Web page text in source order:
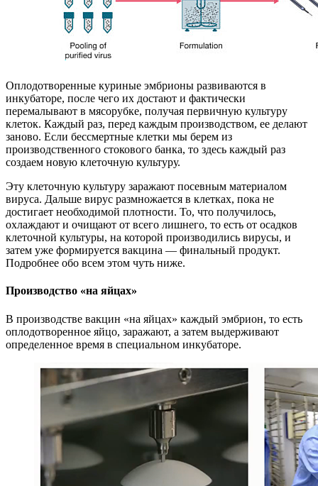
Оплодотворенные куриные эмбрионы развиваются в
инкубаторе, после чего их достают и фактически
перемалывают в мясорубке, получая первичную культуру
клеток. Каждый раз, перед каждым производством, ее делают
заново. Если бессмертные клетки мы берем из
производственного стокового банка, то здесь каждый раз
создаем новую клеточную культуру.
Эту клеточную культуру заражают посевным материалом
вируса. Дальше вирус размножается в клетках, пока не
достигает необходимой плотности. То, что получилось,
охлаждают и очищают от всего лишнего, то есть от осадков
клеточной культуры, на которой производились вирусы, и
затем уже формируется вакцина — финальный продукт.
Подробнее обо всем этом чуть ниже.
Производство «на яйцах»
В производстве вакцин «на яйцах» каждый эмбрион, то есть
оплодотворенное яйцо, заражают, а затем выдерживают
определенное время в специальном инкубаторе.